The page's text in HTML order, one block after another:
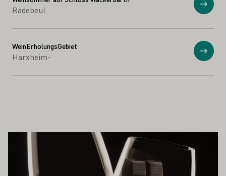
Radebeul
WeinErholungsGebiet
Harxheim-
INTERESSIEREN